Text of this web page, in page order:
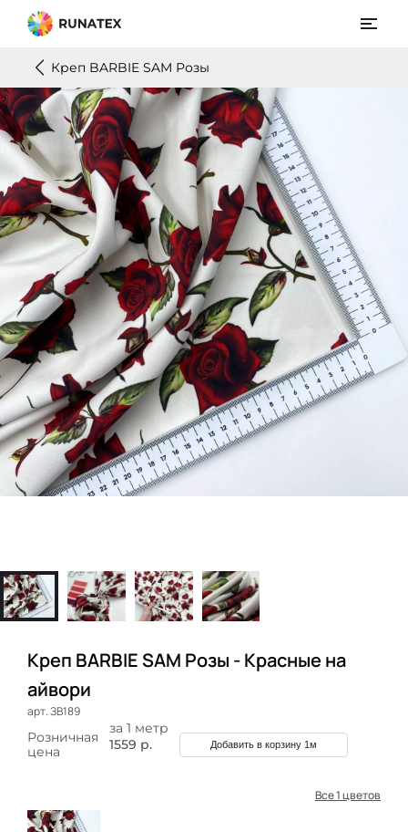
Креп BARBIE SAM Розы
Креп BARBIE SAM Розы - Красные на
айвори
арт. ЗВ189
за 1 метр
Розничная
цена
1559 р. Добавить в корзину 1м
Все 1 цветов